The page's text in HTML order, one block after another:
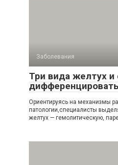
Заболевания
Три вида желтух и
Ориентируясь на механизмы
патологии,специалисты
желтух — гемолитическую,